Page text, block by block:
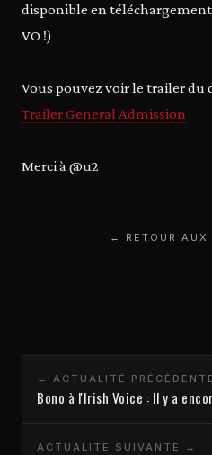
disponible en
VO !)
Vous pouvez voir le trailer du
Trailer General Admission
Merci à @u2
← RETOUR AUX
← ACTUALITÉ PRÉCÉDENTE
Bono à l'Irish Voice : Il y a
ACTUALITÉ SUIVANTE →